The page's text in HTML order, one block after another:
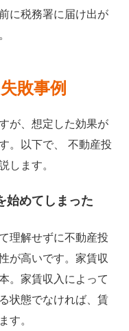
に税務署に届け出が
敗事例
が、想定した効果が
。以下で、 不動産投
します。
始めてしまった
理解せずに不動産投
が高いです。家賃収
。家賃収入によって
状態でなければ、賃
す。